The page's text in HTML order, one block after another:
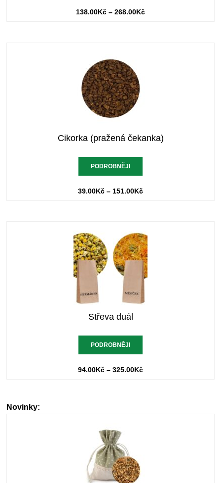
138.00Kč – 268.00Kč
Cikorka (pražená čekanka)
PODROBNĚJI
39.00Kč – 151.00Kč
Střeva duál
PODROBNĚJI
94.00Kč – 325.00Kč
Novinky: